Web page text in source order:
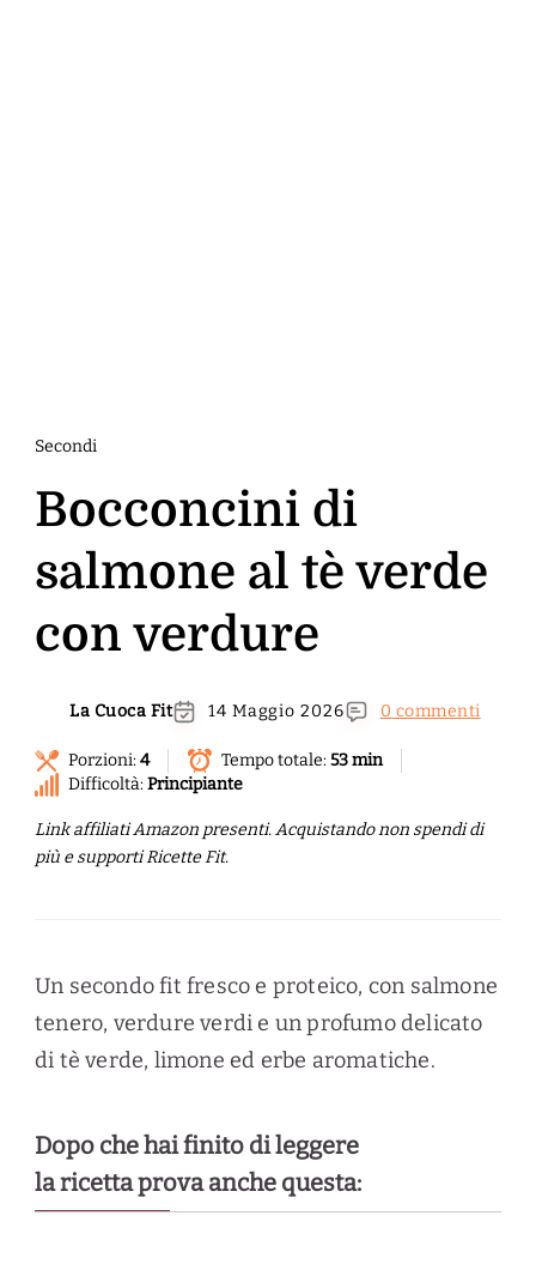
Secondi
Bocconcini di
salmone al tè verde
con verdure
La Cuoca Fit 14 Maggio 2026 0 commenti
Porzioni:4 Tempo totale:53 min
Difficoltà:Principiante
Link affiliati Amazon presenti. Acquistando non spendi di
più e supporti Ricette Fit.
Un secondo fit fresco e proteico, con salmone
tenero, verdure verdi e un profumo delicato
di tè verde, limone ed erbe aromatiche.
Dopo che hai finito di leggere
la ricetta prova anche questa: